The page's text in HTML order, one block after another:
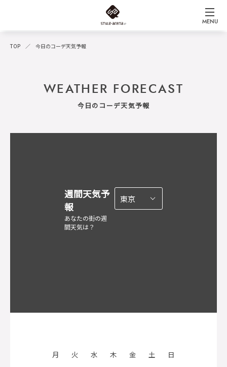
MENU
TOP 今日のコーデ天気予報
WEATHER FORECAST
今日のコーデ天気予報
週間天気予
報
あなたの街の週
間天気は？
月 火 水 木 金 土 日